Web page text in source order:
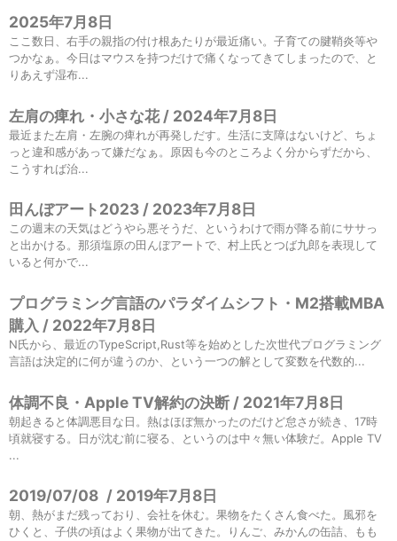
2025年7月8日
ここ数日、右手の親指の付け根あたりが最近痛い。子育ての腱鞘炎等や
つかなぁ。今日はマウスを持つだけで痛くなってきてしまったので、と
りあえず湿布...
左肩の痺れ・小さな花 / 2024年7月8日
最近また左肩・左腕の痺れが再発しだす。生活に支障はないけど、ちょ
っと違和感があって嫌だなぁ。原因も今のところよく分からずだから、
こうすれば治...
田んぼアート2023 / 2023年7月8日
この週末の天気はどうやら悪そうだ、というわけで雨が降る前にササっ
と出かける。那須塩原の田んぼアートで、村上氏とつば九郎を表現して
いると何かで...
プログラミング言語のパラダイムシフト・M2搭載MBA
購入 / 2022年7月8日
N氏から、最近のTypeScript,Rust等を始めとした次世代プログラミング
言語は決定的に何が違うのか、という一つの解として変数を代数的...
体調不良・Apple TV解約の決断 / 2021年7月8日
朝起きると体調悪目な日。熱はほぼ無かったのだけど怠さが続き、17時
頃就寝する。日が沈む前に寝る、というのは中々無い体験だ。Apple TV
...
2019/07/08 / 2019年7月8日
朝、熱がまだ残っており、会社を休む。果物をたくさん食べた。風邪を
ひくと、子供の頃はよく果物が出てきた。りんご、みかんの缶詰、もも